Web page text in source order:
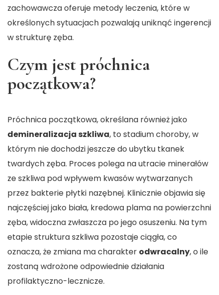
zachowawcza oferuje metody leczenia, które w
określonych sytuacjach pozwalają uniknąć ingerencji
w strukturę zęba.
Czym jest próchnica
początkowa?
Próchnica początkowa, określana również jako
demineralizacja szkliwa, to stadium choroby, w
którym nie dochodzi jeszcze do ubytku tkanek
twardych zęba. Proces polega na utracie minerałów
ze szkliwa pod wpływem kwasów wytwarzanych
przez bakterie płytki nazębnej. Klinicznie objawia się
najczęściej jako biała, kredowa plama na powierzchni
zęba, widoczna zwłaszcza po jego osuszeniu. Na tym
etapie struktura szkliwa pozostaje ciągła, co
oznacza, że zmiana ma charakter odwracalny, o ile
zostaną wdrożone odpowiednie działania
profilaktyczno-lecznicze.